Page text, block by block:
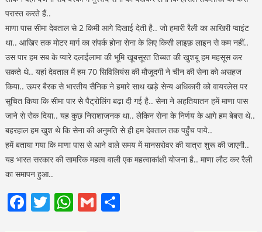
परास्त करते हैं..
माणा पास सीमा देवताल से 2 किमी आगे दिखाई देती है.. जो हमारी रैली का आखिरी प्वाइंट
था.. आखिर तक मोटर मार्ग का संपर्क होना सेना के लिए किसी लाइफ़ लाइन से कम नहीं..
उस पार हम सब के प्यारे दलाईलामा की भूमि खूबसूरत तिब्बत की खुशबू हम महसूस कर
सकते थे.. यहां देवताल में हम 70 सिविलियंस की मौजूदगी ने चीन की सेना को असहज
किया.. ऊपर बैरक से भारतीय सैनिक ने हमारे साथ खड़े सेन्य अधिकारी को वायरलेस पर
सूचित किया कि सीमा पार से पैट्रोलिंग बढ़ा दी गई है.. सेना ने अहतियातन हमें माणा पास
जाने से रोक दिया.. यह कुछ निराशाजनक था.. लेकिन सेना के निर्णय के आगे हम बेबस थे..
बहरहाल हम खुश थे कि सेना की अनुमति से ही हम देवताल तक पहुँच पाये..
हमें बताया गया कि माणा पास से आने वाले समय में मानसरोवर की यात्रा शुरू की जाएगी..
यह भारत सरकार की सामरिक महत्व वाली एक महत्वाकांक्षी योजना है.. माणा लौट कर रैली
का समापन हुआ..
Facebook
Twitter
WhatsApp
GmailShare